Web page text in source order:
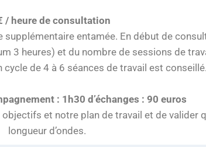
/ heure de consultation
entamée. En début de
3 heures) et du nombre de sessions de
cycle de 4 à 6 séances de travail est conseillé.
: 1h30 d’échanges : 90 euros
et notre plan de travail et de valider
longueur d’ondes.